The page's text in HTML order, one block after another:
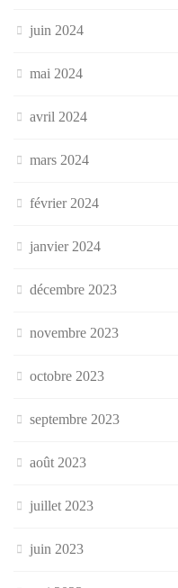
juin 2024
mai 2024
avril 2024
mars 2024
février 2024
janvier 2024
décembre 2023
novembre 2023
octobre 2023
septembre 2023
août 2023
juillet 2023
juin 2023